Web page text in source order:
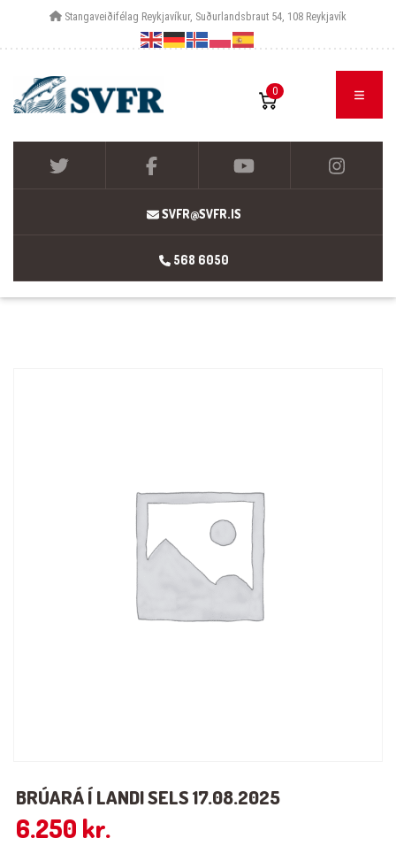
Stangaveiðifélag Reykjavíkur, Suðurlandsbraut 54, 108 Reykjavík
0
SVFR@SVFR.IS
568 6050
BRÚARÁ Í LANDI SELS 17.08.2025
6.250 kr.